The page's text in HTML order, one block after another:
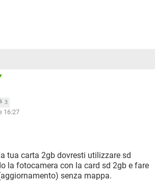
3
16:27
tua carta 2gb dovresti utilizzare sd
la fotocamera con la card sd 2gb e fare
senza mappa.